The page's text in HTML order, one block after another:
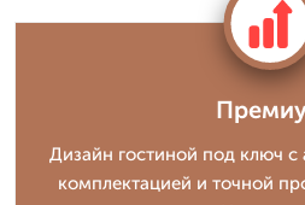
Дизайн гостиной под ключ
комплектацией и точной